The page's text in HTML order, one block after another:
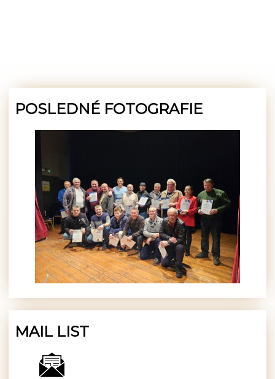
POSLEDNÉ FOTOGRAFIE
MAIL LIST